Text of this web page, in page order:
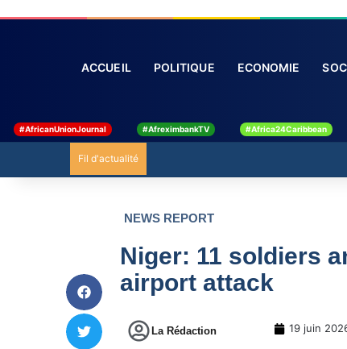
ACCUEIL POLITIQUE ECONOMIE
#AfricanUnionJournal #AfreximbankTV #Africa24Caribbean
Fil d'actualité
NEWS REPORT
Niger: 11 soldiers
airport attack
La Rédaction 19 juin